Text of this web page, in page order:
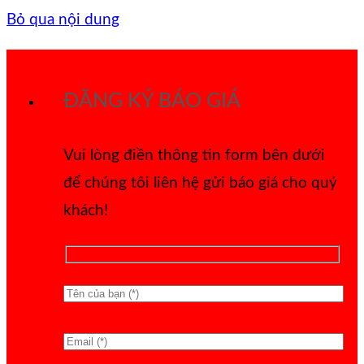
Bỏ qua nội dung
ĐĂNG KÝ BÁO GIÁ
Vui lòng điền thông tin form bên dưới
để chúng tôi liên hệ gửi báo giá cho quý
khách!